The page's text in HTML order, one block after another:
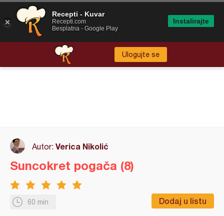
Ulogujte se
Autor: Verica Nikolić
60 min Dodaj u listu
Suncokret pogača (8)
Recepti - Kuvar
Recepti.com
Besplatna - Google Play
Instalirajte